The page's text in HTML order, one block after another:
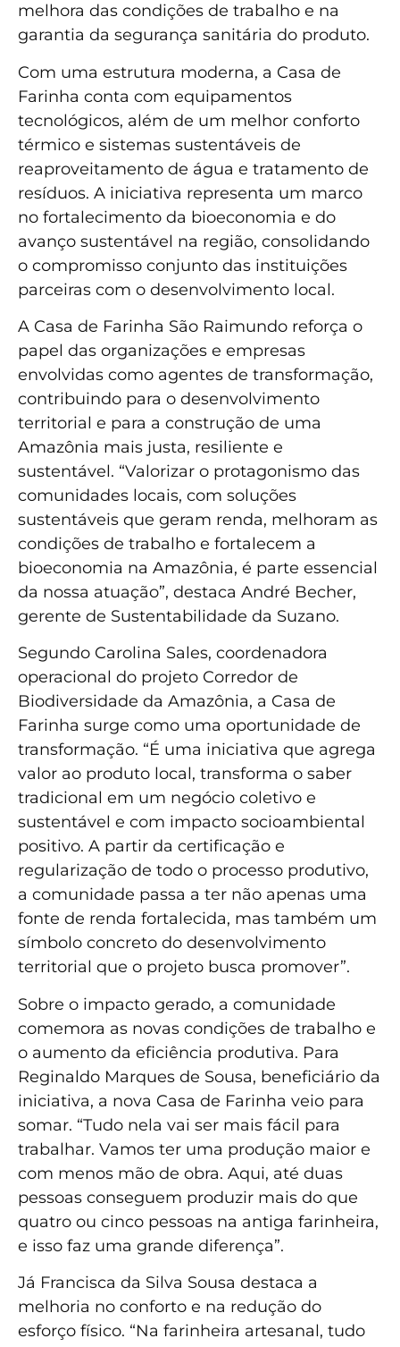
melhora das condições de trabalho e na
garantia da segurança sanitária do produto.
Com uma estrutura moderna, a Casa de
Farinha conta com equipamentos
tecnológicos, além de um melhor conforto
térmico e sistemas sustentáveis de
reaproveitamento de água e tratamento de
resíduos. A iniciativa representa um marco
no fortalecimento da bioeconomia e do
avanço sustentável na região, consolidando
o compromisso conjunto das instituições
parceiras com o desenvolvimento local.
A Casa de Farinha São Raimundo reforça o
papel das organizações e empresas
envolvidas como agentes de transformação,
contribuindo para o desenvolvimento
territorial e para a construção de uma
Amazônia mais justa, resiliente e
sustentável. “Valorizar o protagonismo das
comunidades locais, com soluções
sustentáveis que geram renda, melhoram as
condições de trabalho e fortalecem a
bioeconomia na Amazônia, é parte essencial
da nossa atuação”, destaca André Becher,
gerente de Sustentabilidade da Suzano.
Segundo Carolina Sales, coordenadora
operacional do projeto Corredor de
Biodiversidade da Amazônia, a Casa de
Farinha surge como uma oportunidade de
transformação. “É uma iniciativa que agrega
valor ao produto local, transforma o saber
tradicional em um negócio coletivo e
sustentável e com impacto socioambiental
positivo. A partir da certificação e
regularização de todo o processo produtivo,
a comunidade passa a ter não apenas uma
fonte de renda fortalecida, mas também um
símbolo concreto do desenvolvimento
territorial que o projeto busca promover”.
Sobre o impacto gerado, a comunidade
comemora as novas condições de trabalho e
o aumento da eficiência produtiva. Para
Reginaldo Marques de Sousa, beneficiário da
iniciativa, a nova Casa de Farinha veio para
somar. “Tudo nela vai ser mais fácil para
trabalhar. Vamos ter uma produção maior e
com menos mão de obra. Aqui, até duas
pessoas conseguem produzir mais do que
quatro ou cinco pessoas na antiga farinheira,
e isso faz uma grande diferença”.
Já Francisca da Silva Sousa destaca a
melhoria no conforto e na redução do
esforço físico. “Na farinheira artesanal, tudo